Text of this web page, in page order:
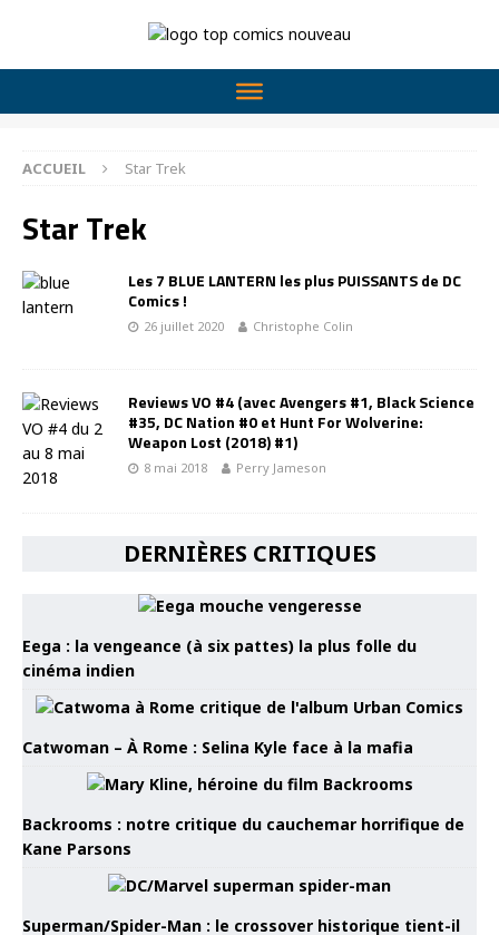
ACCUEIL Star Trek
Star Trek
Les 7 BLUE LANTERN les plus PUISSANTS de DC
Comics !
26 juillet 2020 Christophe Colin
Reviews VO #4 (avec Avengers #1, Black Science
#35, DC Nation #0 et Hunt For Wolverine:
Weapon Lost (2018) #1)
8 mai 2018 Perry Jameson
DERNIÈRES CRITIQUES
Eega : la vengeance (à six pattes) la plus folle du
cinéma indien
Catwoman – À Rome : Selina Kyle face à la mafia
Backrooms : notre critique du cauchemar horrifique de
Kane Parsons
Superman/Spider-Man : le crossover historique tient-il